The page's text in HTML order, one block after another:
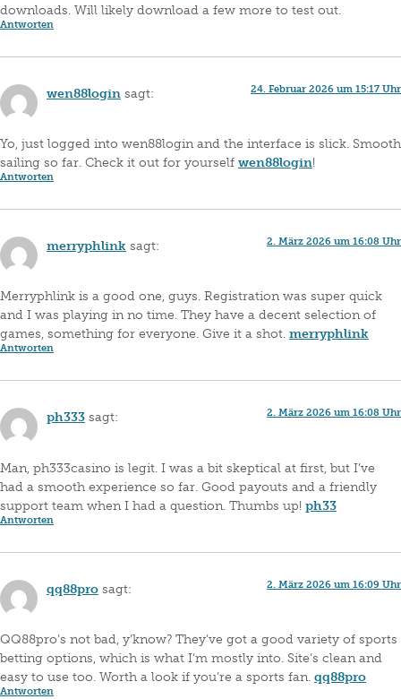
downloads. Will likely download a few more to test out.
Antworten
wen88login sagt: 24. Februar 2026 um 15:17 Uhr
Yo, just logged into wen88login and the interface is slick. Smooth
sailing so far. Check it out for yourself wen88login!
Antworten
merryphlink sagt: 2. März 2026 um 16:08 Uhr
Merryphlink is a good one, guys. Registration was super quick
and I was playing in no time. They have a decent selection of
games, something for everyone. Give it a shot. merryphlink
Antworten
ph333 sagt: 2. März 2026 um 16:08 Uhr
Man, ph333casino is legit. I was a bit skeptical at first, but I’ve
had a smooth experience so far. Good payouts and a friendly
support team when I had a question. Thumbs up! ph33
Antworten
qq88pro sagt: 2. März 2026 um 16:09 Uhr
QQ88pro’s not bad, y’know? They’ve got a good variety of sports
betting options, which is what I’m mostly into. Site’s clean and
easy to use too. Worth a look if you’re a sports fan. qq88pro
Antworten